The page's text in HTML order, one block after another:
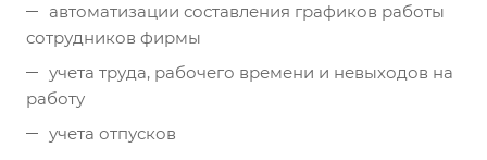
автоматизации составления графиков работы
сотрудников фирмы
учета труда, рабочего времени и невыходов на
работу
учета отпусков